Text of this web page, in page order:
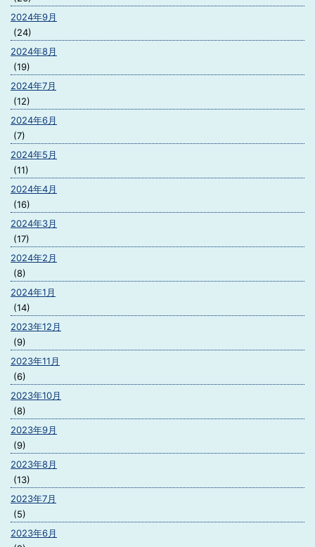
2024年9月
(24)
2024年8月
(19)
2024年7月
(12)
2024年6月
(7)
2024年5月
(11)
2024年4月
(16)
2024年3月
(17)
2024年2月
(8)
2024年1月
(14)
2023年12月
(9)
2023年11月
(6)
2023年10月
(8)
2023年9月
(9)
2023年8月
(13)
2023年7月
(5)
2023年6月